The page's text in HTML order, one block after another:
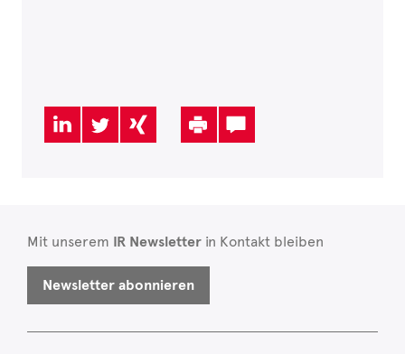
Mit unserem IR Newsletter in Kontakt bleiben
Newsletter abonnieren